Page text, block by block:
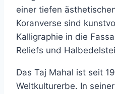
einer tiefen
Koranverse sind
Kalligraphie in die
Reliefs und
Das Taj Mahal ist seit
Weltkulturerbe. In